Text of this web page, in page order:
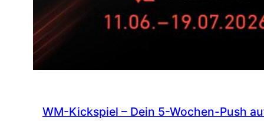
WM-Kickspiel – Dein 5-Wochen-Push